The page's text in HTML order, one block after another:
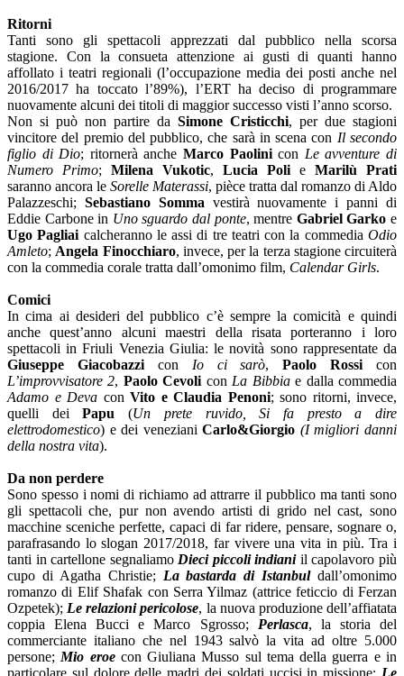
Ritorni
Tanti sono gli spettacoli apprezzati dal pubblico nella scorsa
stagione. Con la consueta attenzione ai gusti di quanti hanno
affollato i teatri regionali (l’occupazione media dei posti anche nel
2016/2017 ha toccato l’89%), l’ERT ha deciso di programmare
nuovamente alcuni dei titoli di maggior successo visti l’anno scorso.
Non si può non partire da Simone Cristicchi, per due stagioni
vincitore del premio del pubblico, che sarà in scena con Il secondo
figlio di Dio; ritornerà ancheMarco Paolinicon Le avventure di
Numero Primo; Milena Vukotic, Lucia Poli e Marilù Prati
saranno ancora le Sorelle Materassi, pièce tratta dal romanzo di Aldo
Palazzeschi; Sebastiano Somma vestirà nuovamente i panni di
Eddie Carbone in Uno sguardo dal ponte, mentre Gabriel Garko e
Ugo Pagliai calcheranno le assi di tre teatri con la commediaOdio
Amleto; Angela Finocchiaro, invece, per la terza stagione circuiterà
con la commedia corale tratta dall’omonimo film, Calendar Girls.
Comici
In cima ai desideri del pubblico c’è sempre la comicità e quindi
anche quest’anno alcuni maestri della risata porteranno i loro
spettacoli in Friuli Venezia Giulia: le novità sono rappresentate da
Giuseppe Giacobazzicon Io ci sarò, Paolo Rossi con
L’improvvisatore 2, Paolo Cevoli con La Bibbiae dalla commedia
Adamo e Deva con Vito e Claudia Penoni; sono ritorni, invece,
quelli deiPapu (Un prete ruvido, Si fa presto a dire
elettrodomestico) e dei venezianiCarlo&Giorgio (I migliori danni
della nostra vita).
Da non perdere
Sono spesso i nomi di richiamo ad attrarre il pubblico ma tanti sono
gli spettacoli che, pur non avendo artisti di grido nel cast, sono
macchine sceniche perfette, capaci di far ridere, pensare, sognare o,
parafrasando lo slogan 2017/2018, far vivere una vita in più. Tra i
tanti in cartellone segnaliamo Dieci piccoli indiani il capolavoro più
cupo di Agatha Christie; La bastarda di Istanbul dall’omonimo
romanzo di Elif Shafak con Serra Yilmaz (attrice feticcio di Ferzan
Ozpetek); Le relazioni pericolose, la nuova produzione dell’affiatata
coppia Elena Bucci e Marco Sgrosso; Perlasca, la storia del
commerciante italiano che nel 1943 salvò la vita ad oltre 5.000
persone; Mio eroecon Giuliana Musso sul tema della guerra e in
particolare sul dolore delle madri dei soldati uccisi in missione; Le